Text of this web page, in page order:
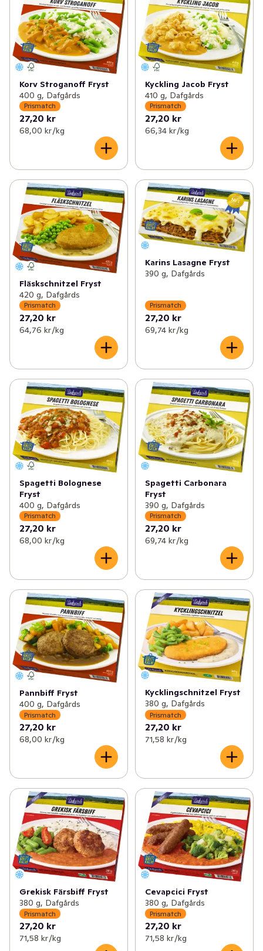
Korv Stroganoff Fryst
400 g, Dafgårds
Prismatch
27,20 kr
68,00 kr /kg
Kyckling Jacob Fryst
410 g, Dafgårds
Prismatch
27,20 kr
66,34 kr /kg
Fläskschnitzel Fryst
420 g, Dafgårds
Prismatch
27,20 kr
64,76 kr /kg
Karins Lasagne Fryst
390 g, Dafgårds
Prismatch
27,20 kr
69,74 kr /kg
Spagetti Bolognese
Fryst
400 g, Dafgårds
Prismatch
27,20 kr
68,00 kr /kg
Spagetti Carbonara
Fryst
390 g, Dafgårds
Prismatch
27,20 kr
69,74 kr /kg
Pannbiff Fryst
400 g, Dafgårds
Prismatch
27,20 kr
68,00 kr /kg
Kycklingschnitzel Fryst
380 g, Dafgårds
Prismatch
27,20 kr
71,58 kr /kg
Grekisk Färsbiff Fryst
380 g, Dafgårds
Prismatch
27,20 kr
71,58 kr /kg
Cevapcici Fryst
380 g, Dafgårds
Prismatch
27,20 kr
71,58 kr /kg